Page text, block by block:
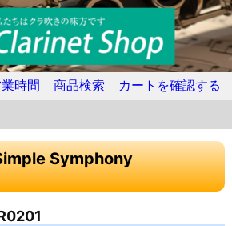
時間 商品検索 カートを確認する
Symphony